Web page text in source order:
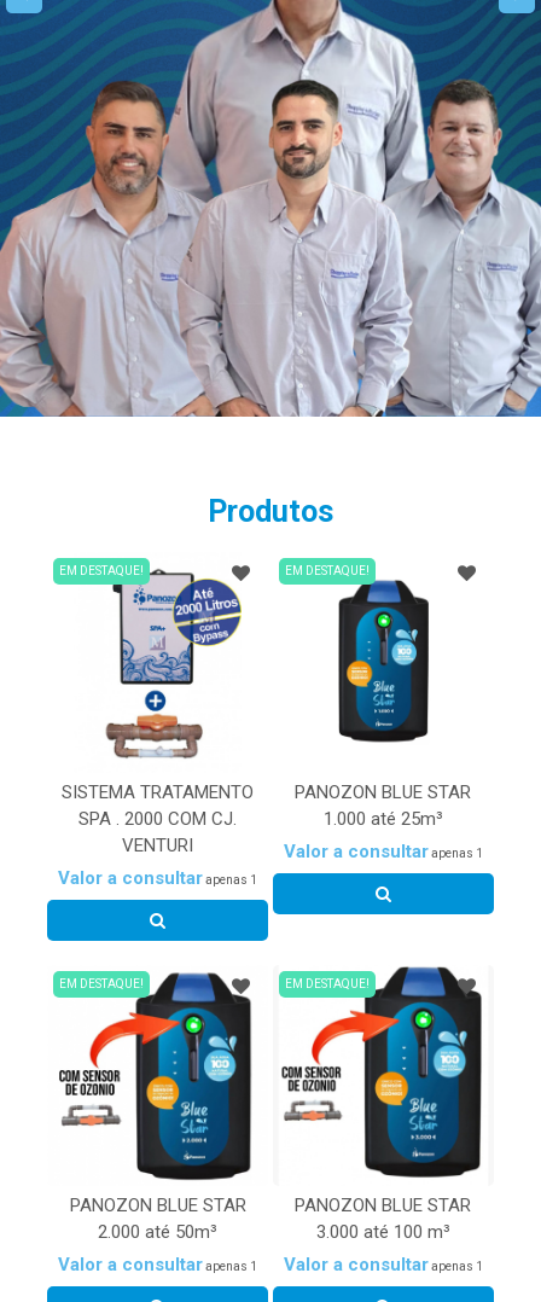
Produtos
EM DESTAQUE!
SISTEMA TRATAMENTO
SPA . 2000 COM CJ.
VENTURI
Valor a consultarapenas 1
EM DESTAQUE!
PANOZON BLUE STAR
1.000 até 25m³
Valor a consultarapenas 1
EM DESTAQUE!
PANOZON BLUE STAR
2.000 até 50m³
Valor a consultarapenas 1
EM DESTAQUE!
PANOZON BLUE STAR
3.000 até 100 m³
Valor a consultarapenas 1